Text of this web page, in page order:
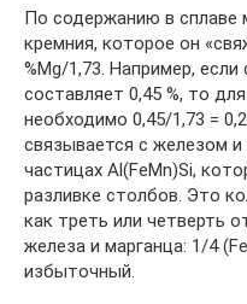
По содержанию в сплаве
кремния, которое он
%Mg/1,73. Например,
составляет 0,45 %, то
необходимо 0,45/1,73 =
связывается с железом
частицах Al(FeMn)Si,
разливке столбов. Это
как треть или четверть
железа и марганца: 1/4
избыточный.